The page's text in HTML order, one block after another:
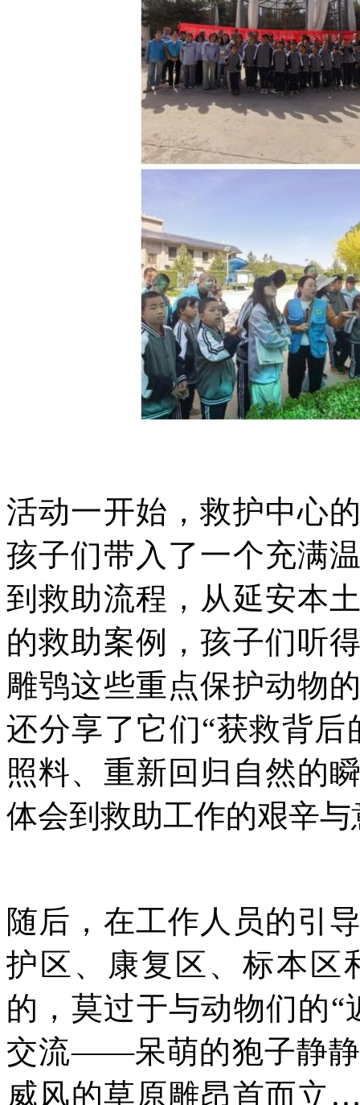
活动一开始，救护中心
孩子们带入了一个充满
到救助流程，从延安本
的救助案例，孩子们听
雕鸮这些重点保护动物
还分享了它们“获救背
照料、重新回归自然的
体会到救助工作的艰辛与
随后，在工作人员的引
护区、康复区、标本区
的，莫过于与动物们的
交流——呆萌的狍子静
威风的草原雕昂首而立